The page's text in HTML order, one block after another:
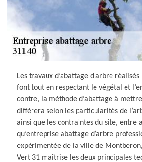
Les travaux d’abattage d’arbre réalisés
font tout en respectant le végétal et
contre, la méthode d’abattage à
diffèrera selon les particularités de
ainsi que les contraintes du site, entre
qu’entreprise abattage d’arbre
expérimentée de la ville de Montberon,
Vert 31 maîtrise les deux principales